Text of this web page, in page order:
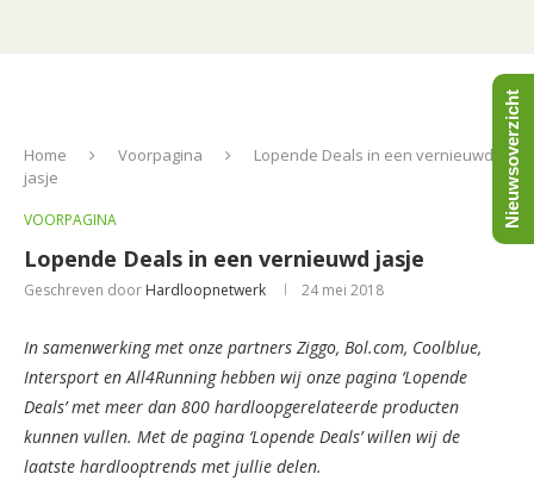
Home Voorpagina
Lopende Deals in een vernieuwd
jasje
VOORPAGINA
Lopende Deals in een vernieuwd jasje
Geschreven door Hardloopnetwerk 24 mei 2018
In samenwerking met onze partners Ziggo, Bol.com, Coolblue,
Intersport en All4Running hebben wij onze pagina ‘Lopende
Deals’ met meer dan 800 hardloopgerelateerde producten
kunnen vullen. Met de pagina ‘Lopende Deals’ willen wij de
laatste hardlooptrends met jullie delen.
Nieuwsoverzicht